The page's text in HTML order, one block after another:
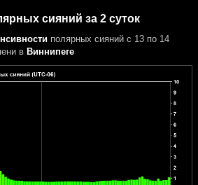
сияний за 2 суток
полярных сияний с 13 по 14
в Виннипеге